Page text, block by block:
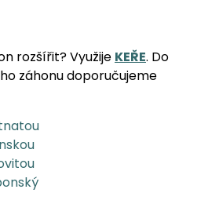
rozšířit? Využije KEŘE. Do
záhonu doporučujeme